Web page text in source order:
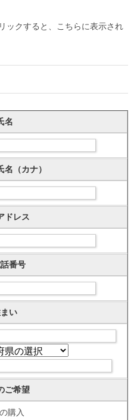
ックすると、こちらに表示され
名
名（カナ）
ドレス
番号
い
ご希望
購入